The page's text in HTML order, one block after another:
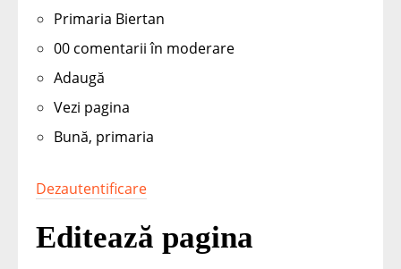
Primaria Biertan
00 comentarii în moderare
Adaugă
Vezi pagina
Bună, primaria
Dezautentificare
Editează pagina